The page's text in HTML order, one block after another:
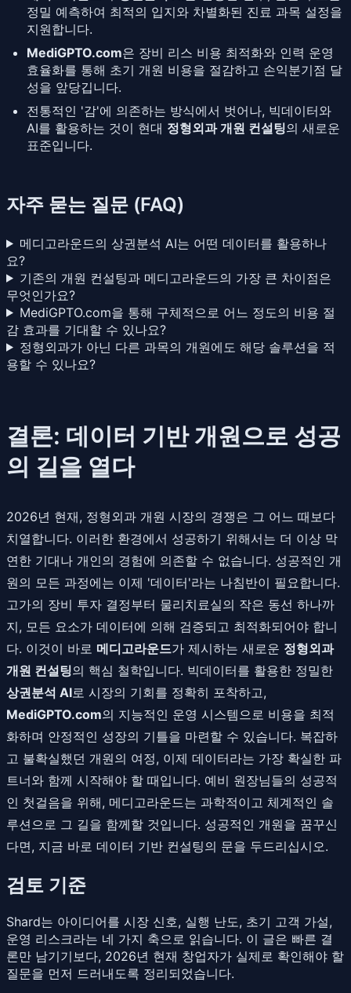
정밀 예측하여 최적의 입지와 차별화된 진료 과목 설정을
지원합니다.
MediGPTO.com은 장비 리스 비용 최적화와 인력 운영
효율화를 통해 초기 개원 비용을 절감하고 손익분기점 달
성을 앞당깁니다.
전통적인 '감'에 의존하는 방식에서 벗어나, 빅데이터와
AI를 활용하는 것이 현대 정형외과 개원 컨설팅의 새로운
표준입니다.
자주 묻는 질문 (FAQ)
메디고라운드의 상권분석 AI는 어떤 데이터를 활용하나
요?
기존의 개원 컨설팅과 메디고라운드의 가장 큰 차이점은
무엇인가요?
MediGPTO.com을 통해 구체적으로 어느 정도의 비용 절
감 효과를 기대할 수 있나요?
정형외과가 아닌 다른 과목의 개원에도 해당 솔루션을 적
용할 수 있나요?
결론: 데이터 기반 개원으로 성공
의 길을 열다
2026년 현재, 정형외과 개원 시장의 경쟁은 그 어느 때보다
치열합니다. 이러한 환경에서 성공하기 위해서는 더 이상 막
연한 기대나 개인의 경험에 의존할 수 없습니다. 성공적인 개
원의 모든 과정에는 이제 '데이터'라는 나침반이 필요합니다.
고가의 장비 투자 결정부터 물리치료실의 작은 동선 하나까
지, 모든 요소가 데이터에 의해 검증되고 최적화되어야 합니
다. 이것이 바로 메디고라운드가 제시하는 새로운 정형외과
개원 컨설팅의 핵심 철학입니다. 빅데이터를 활용한 정밀한
상권분석 AI로 시장의 기회를 정확히 포착하고,
MediGPTO.com의 지능적인 운영 시스템으로 비용을 최적
화하며 안정적인 성장의 기틀을 마련할 수 있습니다. 복잡하
고 불확실했던 개원의 여정, 이제 데이터라는 가장 확실한 파
트너와 함께 시작해야 할 때입니다. 예비 원장님들의 성공적
인 첫걸음을 위해, 메디고라운드는 과학적이고 체계적인 솔
루션으로 그 길을 함께할 것입니다. 성공적인 개원을 꿈꾸신
다면, 지금 바로 데이터 기반 컨설팅의 문을 두드리십시오.
검토 기준
Shard는 아이디어를 시장 신호, 실행 난도, 초기 고객 가설,
운영 리스크라는 네 가지 축으로 읽습니다. 이 글은 빠른 결
론만 남기기보다, 2026년 현재 창업자가 실제로 확인해야 할
질문을 먼저 드러내도록 정리되었습니다.